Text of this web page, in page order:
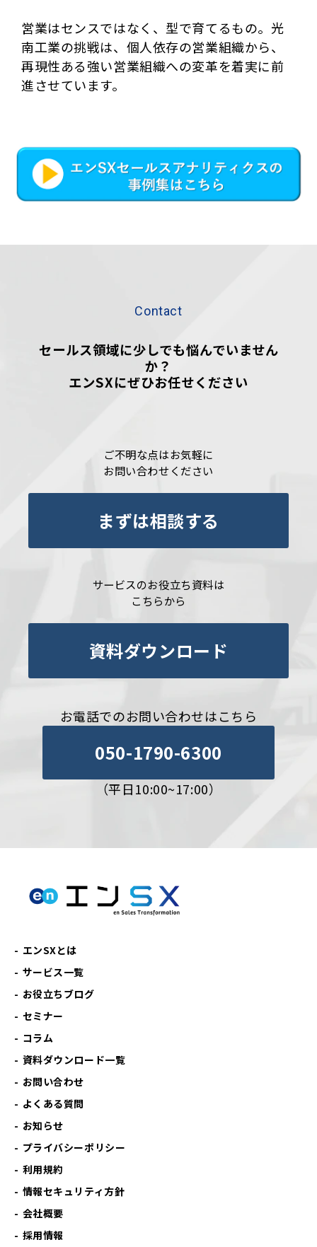
営業はセンスではなく、型で育てるもの。光
南工業の挑戦は、個人依存の営業組織から、
再現性ある強い営業組織への変革を着実に前
進させています。
Contact
セールス領域に少しでも悩んでいません
か？
エンSXにぜひお任せください
ご不明な点はお気軽に
お問い合わせください
まずは相談する
サービスのお役立ち資料は
こちらから
資料ダウンロード
お電話でのお問い合わせはこちら
050-1790-6300
（平日10:00~17:00）
エンSXとは
サービス一覧
お役立ちブログ
セミナー
コラム
資料ダウンロード一覧
お問い合わせ
よくある質問
お知らせ
プライバシーポリシー
利用規約
情報セキュリティ方針
会社概要
採用情報